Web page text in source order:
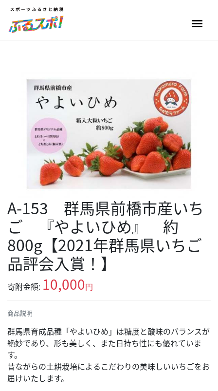
A-153 群馬県前橋市産いち
ご 『やよいひめ』 約
800g【2021年群馬県いちご
品評会入賞！】
寄附金額: 10,000円
商品説明
群馬県育成品種「やよいひめ」は糖度と酸味のバランスが
絶妙であり、形も美しく、また日持ち性にも優れていま
す。
昔ながらの土耕栽培によるこだわりの美味しいいちごをお
届けいたします。